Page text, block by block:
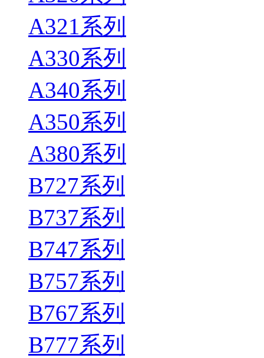
A321系列
A330系列
A340系列
A350系列
A380系列
B727系列
B737系列
B747系列
B757系列
B767系列
B777系列